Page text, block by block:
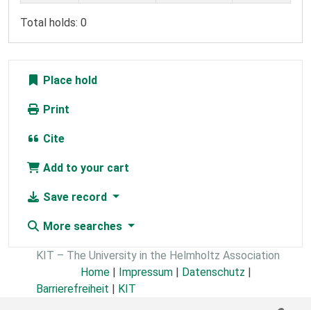
Total holds: 0
Place hold
Print
Cite
Add to your cart
Save record
More searches
KIT – The University in the Helmholtz Association
Home | Impressum | Datenschutz |
Barrierefreiheit | KIT